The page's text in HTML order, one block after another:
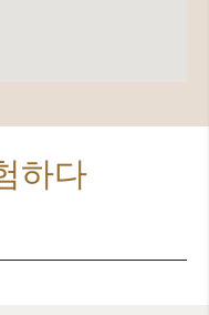
하다